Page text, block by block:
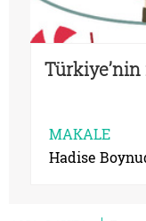
MAKALE
Hadise